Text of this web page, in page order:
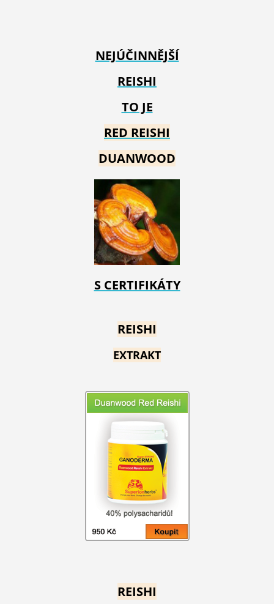
NEJÚČINNĚJŠÍ
REISHI
TO JE
RED REISHI
DUANWOOD
S CERTIFIKÁTY
REISHI
EXTRAKT
REISHI